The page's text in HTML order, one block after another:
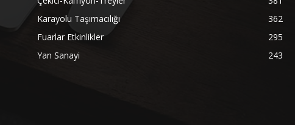
Karayolu Taşımacılığı
362
Fuarlar Etkinlikler
295
Yan Sanayi
243